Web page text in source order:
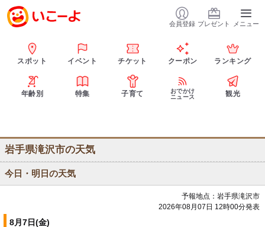
会員登録 プレゼント メニュー
スポット イベント チケット クーポン ランキング
年齢別 特集 子育て
おでかけ
ニュース
観光
岩手県滝沢市の天気
今日・明日の天気
予報地点：岩手県滝沢市
2026年08月07日 12時00分発表
8月7日(金)